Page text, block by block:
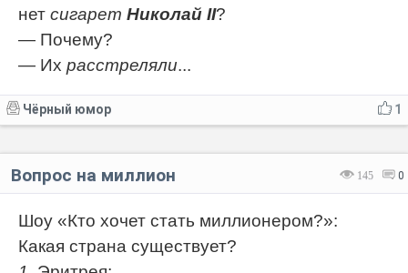
нет сигарет Николай II?
— Почему?
— Их расстреляли...
1
Чёрный юмор
145 0
Вопрос на миллион
Шоу «Кто хочет стать миллионером?»:
Какая страна существует?